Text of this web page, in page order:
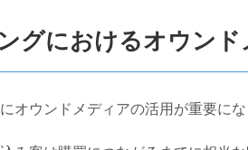
グにおけるオウン
オウンドメディアの活用が重要にな